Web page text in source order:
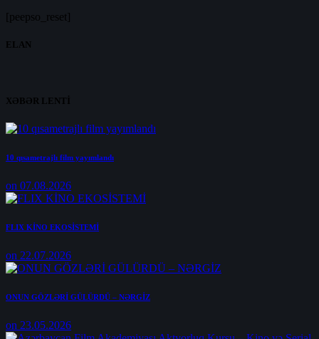
[peepso_reset]
ELAN
XƏBƏR LENTİ
10 qısametrajlı film yayımlandı
on 07.08.2026
FLIX KİNO EKOSİSTEMİ
on 22.07.2026
ONUN GÖZLƏRİ GÜLÜRDÜ – NƏRGİZ
on 23.05.2026